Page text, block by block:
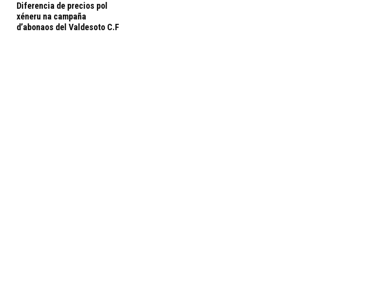
Diferencia de precios pol
xéneru na campaña
d’abonaos del Valdesoto C.F